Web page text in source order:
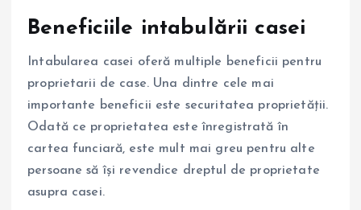
Beneficiile intabulării casei
Intabularea casei oferă multiple beneficii pentru
proprietarii de case. Una dintre cele mai
importante beneficii este securitatea proprietății.
Odată ce proprietatea este înregistrată în
cartea funciară, este mult mai greu pentru alte
persoane să își revendice dreptul de proprietate
asupra casei.